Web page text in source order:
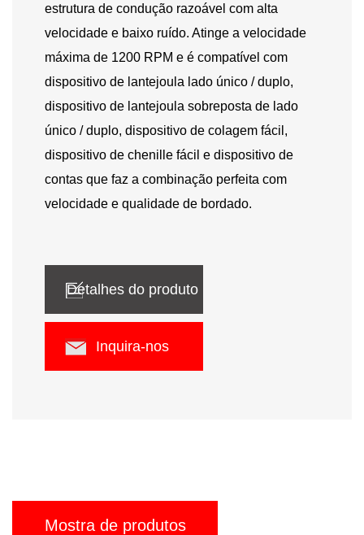
estrutura de condução razoável com alta
velocidade e baixo ruído. Atinge a velocidade
máxima de 1200 RPM e é compatível com
dispositivo de lantejoula lado único / duplo,
dispositivo de lantejoula sobreposta de lado
único / duplo, dispositivo de colagem fácil,
dispositivo de chenille fácil e dispositivo de
contas que faz a combinação perfeita com
velocidade e qualidade de bordado.
Detalhes do produto
Inquira-nos
Mostra de produtos